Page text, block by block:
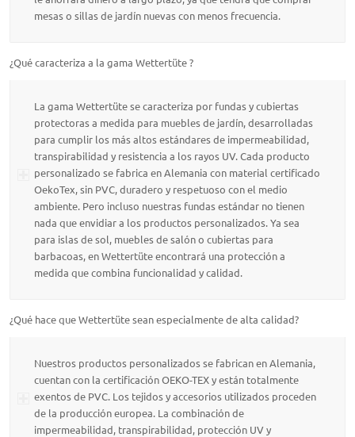
mesas o sillas de jardín nuevas con menos frecuencia.
¿Qué caracteriza a la gama Wettertüte ?
La gama Wettertüte se caracteriza por fundas y cubiertas
protectoras a medida para muebles de jardín, desarrolladas
para cumplir los más altos estándares de impermeabilidad,
transpirabilidad y resistencia a los rayos UV. Cada producto
personalizado se fabrica en Alemania con material certificado
OekoTex, sin PVC, duradero y respetuoso con el medio
ambiente. Pero incluso nuestras fundas estándar no tienen
nada que envidiar a los productos personalizados. Ya sea
para islas de sol, muebles de salón o cubiertas para
barbacoas, en Wettertüte encontrará una protección a
medida que combina funcionalidad y calidad.
¿Qué hace que Wettertüte sean especialmente de alta calidad?
Nuestros productos personalizados se fabrican en Alemania,
cuentan con la certificación OEKO-TEX y están totalmente
exentos de PVC. Los tejidos y accesorios utilizados proceden
de la producción europea. La combinación de
impermeabilidad, transpirabilidad, protección UV y